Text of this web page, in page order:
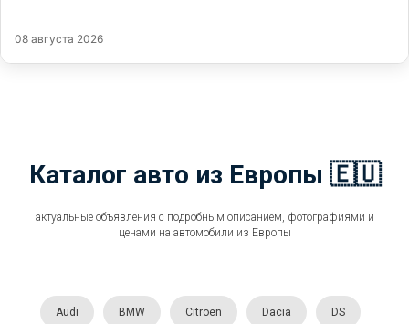
08 августа 2026
Каталог авто из Европы 🇪🇺
актуальные объявления с подробным описанием, фотографиями и
ценами на автомобили из Европы
Audi BMW Citroën Dacia DS